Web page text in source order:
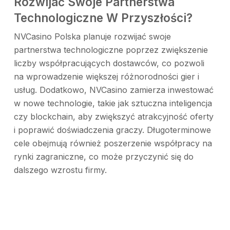
Technologiczne W Przyszłości?
NVCasino Polska planuje rozwijać swoje
partnerstwa technologiczne poprzez zwiększenie
liczby współpracujących dostawców, co pozwoli
na wprowadzenie większej różnorodności gier i
usług. Dodatkowo, NVCasino zamierza inwestować
w nowe technologie, takie jak sztuczna inteligencja
czy blockchain, aby zwiększyć atrakcyjność oferty
i poprawić doświadczenia graczy. Długoterminowe
cele obejmują również poszerzenie współpracy na
rynki zagraniczne, co może przyczynić się do
dalszego wzrostu firmy.